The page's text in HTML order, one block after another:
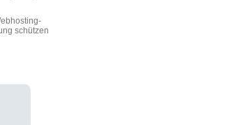
schützen